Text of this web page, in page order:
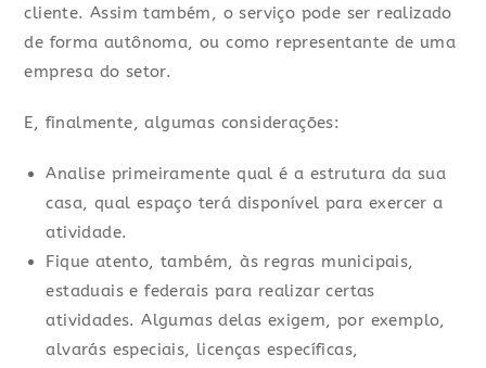
cliente. Assim também, o serviço pode ser realizado
de forma autônoma, ou como representante de uma
empresa do setor.
E, finalmente, algumas considerações:
Analise primeiramente qual é a estrutura da sua
casa, qual espaço terá disponível para exercer a
atividade.
Fique atento, também, às regras municipais,
estaduais e federais para realizar certas
atividades. Algumas delas exigem, por exemplo,
alvarás especiais, licenças específicas,